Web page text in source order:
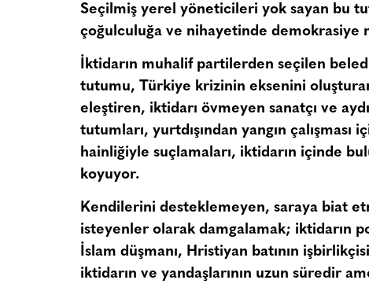
Seçilmiş yerel yöneticileri yok sayan bu
çoğulculuğa ve nihayetinde demokrasiye
İktidarın muhalif partilerden seçilen
tutumu, Türkiye krizinin eksenini
eleştiren, iktidarı övmeyen sanatçı ve
tutumları, yurtdışından yangın
hainliğiyle suçlamaları, iktidarın içinde
koyuyor.
Kendilerini desteklemeyen, saraya biat
isteyenler olarak damgalamak; iktidarın
İslam düşmanı, Hristiyan batının
iktidarın ve yandaşlarının uzun süredir